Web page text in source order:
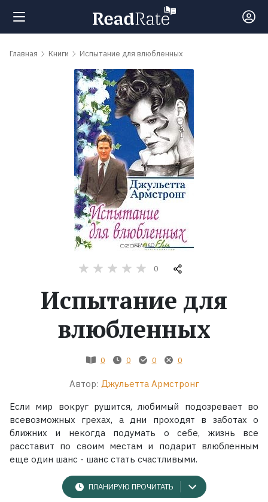
Поиск
обсуждаемые
Жанры
Экранизации
Главная Книги Испытание для влюбленных
0
Испытание для
влюбленных
0 0 0 0
Автор: Джульетта Армстронг
Если мир вокруг рушится, любимый подозревает во
всевозможных грехах, а дни проходят в заботах о
ближних и некогда подумать о себе, жизнь все
расставит по своим местам и подарит влюбленным
еще один шанс - шанс стать счастливыми.
ПЛАНИРУЮ ПРОЧИТАТЬ